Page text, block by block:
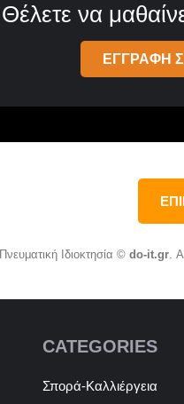
Θέλετε να
ΕΓΓΡΑΦΗ
Πνευματική Ιδιοκτησία © do-it.gr.
CATEGORIES
Σπορά-Καλλιέργεια